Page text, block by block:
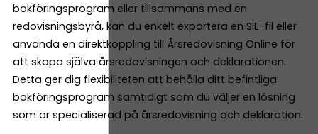
bokföringsprogram eller tillsammans med en
redovisningsbyrå, kan du enkelt exportera en SIE-fil eller
använda en direktkoppling till Årsredovisning Online för
att skapa själva årsredovisningen och deklarationen.
Detta ger dig flexibiliteten att behålla ditt befintliga
bokföringsprogram samtidigt som du väljer en lösning
som är specialiserad på årsredovisning och deklaration.